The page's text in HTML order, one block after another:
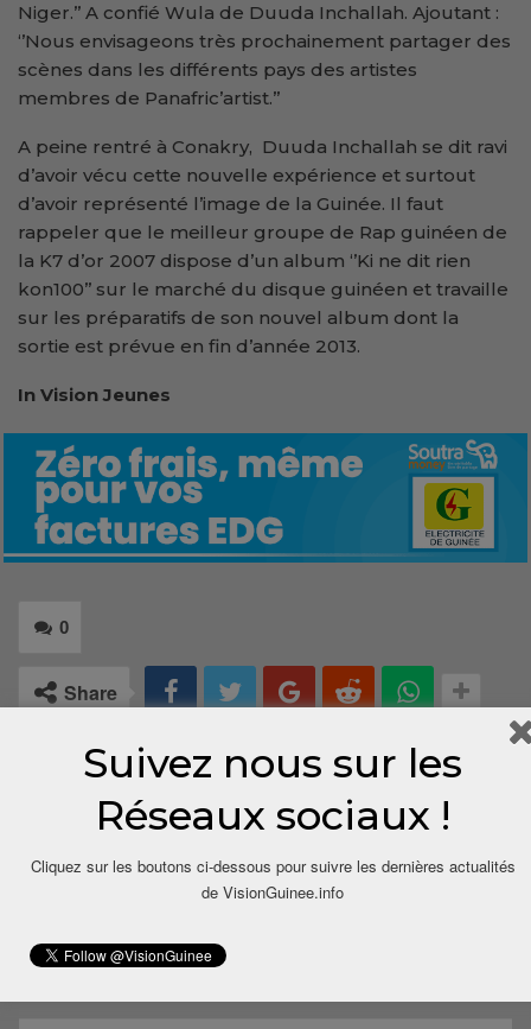
Niger.’’ A confié Wula de Duuda Inchallah. Ajoutant :
‘’Nous envisageons très prochainement partager des
scènes dans les différents pays des artistes
membres de Panafric’artist.’’
A peine rentré à Conakry, Duuda Inchallah se dit ravi
d’avoir vécu cette nouvelle expérience et surtout
d’avoir représenté l’image de la Guinée. Il faut
rappeler que le meilleur groupe de Rap guinéen de
la K7 d’or 2007 dispose d’un album ‘’Ki ne dit rien
kon100’’ sur le marché du disque guinéen et travaille
sur les préparatifs de son nouvel album dont la
sortie est prévue en fin d’année 2013.
In Vision Jeunes
0
Share
Suivez nous sur les
Réseaux sociaux !
Cliquez sur les boutons ci-dessous pour suivre les dernières actualités
de VisionGuinee.info